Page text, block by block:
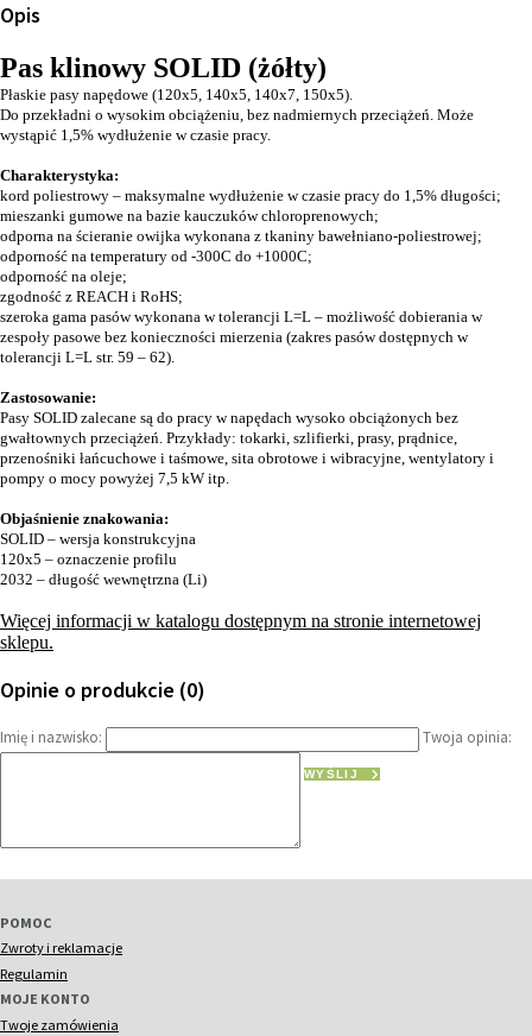
Opis
Pas klinowy SOLID (żółty)
Płaskie pasy napędowe (120x5, 140x5, 140x7, 150x5).
Do przekładni o wysokim obciążeniu, bez nadmiernych przeciążeń. Może
wystąpić 1,5% wydłużenie w czasie pracy.
Charakterystyka:
kord poliestrowy – maksymalne wydłużenie w czasie pracy do 1,5% długości;
mieszanki gumowe na bazie kauczuków chloroprenowych;
odporna na ścieranie owijka wykonana z tkaniny bawełniano-poliestrowej;
odporność na temperatury od -300C do +1000C;
odporność na oleje;
zgodność z REACH i RoHS;
szeroka gama pasów wykonana w tolerancji L=L – możliwość dobierania w
zespoły pasowe bez konieczności mierzenia (zakres pasów dostępnych w
tolerancji L=L str. 59 – 62).
Zastosowanie:
Pasy SOLID zalecane są do pracy w napędach wysoko obciążonych bez
gwałtownych przeciążeń. Przykłady: tokarki, szlifierki, prasy, prądnice,
przenośniki łańcuchowe i taśmowe, sita obrotowe i wibracyjne, wentylatory i
pompy o mocy powyżej 7,5 kW itp.
Objaśnienie znakowania:
SOLID – wersja konstrukcyjna
120x5 – oznaczenie profilu
2032 – długość wewnętrzna (Li)
Więcej informacji w katalogu dostępnym na stronie internetowej
sklepu.
Opinie o produkcie (0)
Imię i nazwisko: Twoja opinia:
WYŚLIJ
POMOC
Zwroty i reklamacje
Regulamin
MOJE KONTO
Twoje zamówienia